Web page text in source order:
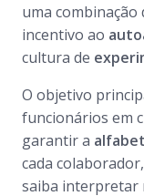
uma combinação
incentivo ao
cultura de
O objetivo
funcionários em
garantir a
cada
saiba interpretar